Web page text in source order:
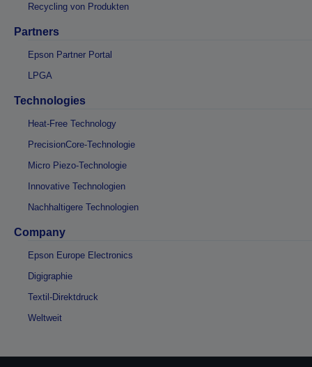
Recycling von Produkten
Partners
Epson Partner Portal
LPGA
Technologies
Heat-Free Technology
PrecisionCore-Technologie
Micro Piezo-Technologie
Innovative Technologien
Nachhaltigere Technologien
Company
Epson Europe Electronics
Digigraphie
Textil-Direktdruck
Weltweit